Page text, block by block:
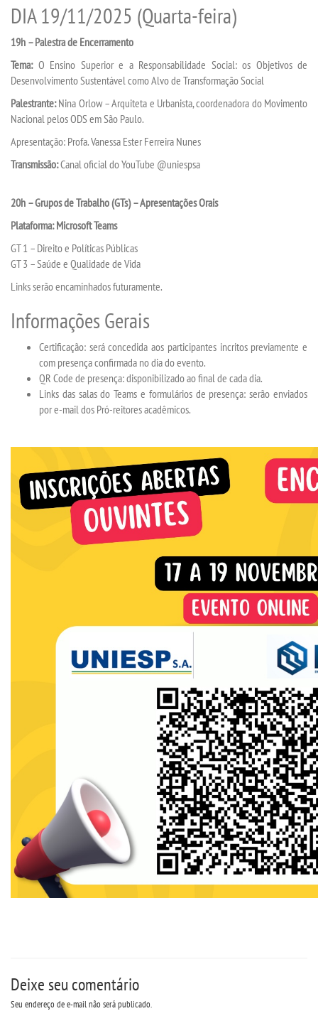
CONTATO
IMPRENSA
TRABALHE CONOSCO
OUVIDORIA
DIA 19/11/2025 (Quarta-feira)
19h – Palestra de Encerramento
Tema:O Ensino Superior e a Responsabilidade Social: os Objetivos de
Desenvolvimento Sustentável como Alvo de Transformação Social
Palestrante:Nina Orlow – Arquiteta e Urbanista, coordenadora do Movimento
Nacional pelos ODS em São Paulo.
Apresentação: Profa. Vanessa Ester Ferreira Nunes
Transmissão:Canal oficial do YouTube @uniespsa
20h – Grupos de Trabalho (GTs) – Apresentações Orais
Plataforma: Microsoft Teams
GT 1 – Direito e Políticas Públicas
GT 3 – Saúde e Qualidade de Vida
Links serão encaminhados futuramente.
Informações Gerais
Certificação: será concedida aos participantes incritos previamente e
com presença confirmada no dia do evento.
QR Code de presença: disponibilizado ao final de cada dia.
Links das salas do Teams e formulários de presença: serão enviados
por e-mail dos Pró-reitores acadêmicos.
Deixe seu comentário
Seu endereço de e-mail não será publicado.